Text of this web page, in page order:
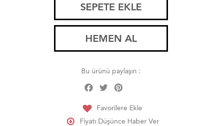
SEPETE EKLE
HEMEN AL
Bu ürünü paylaşın :
Facebook
Twitter
Favorilere Ekle
Fiyatı Düşünce Haber Ver